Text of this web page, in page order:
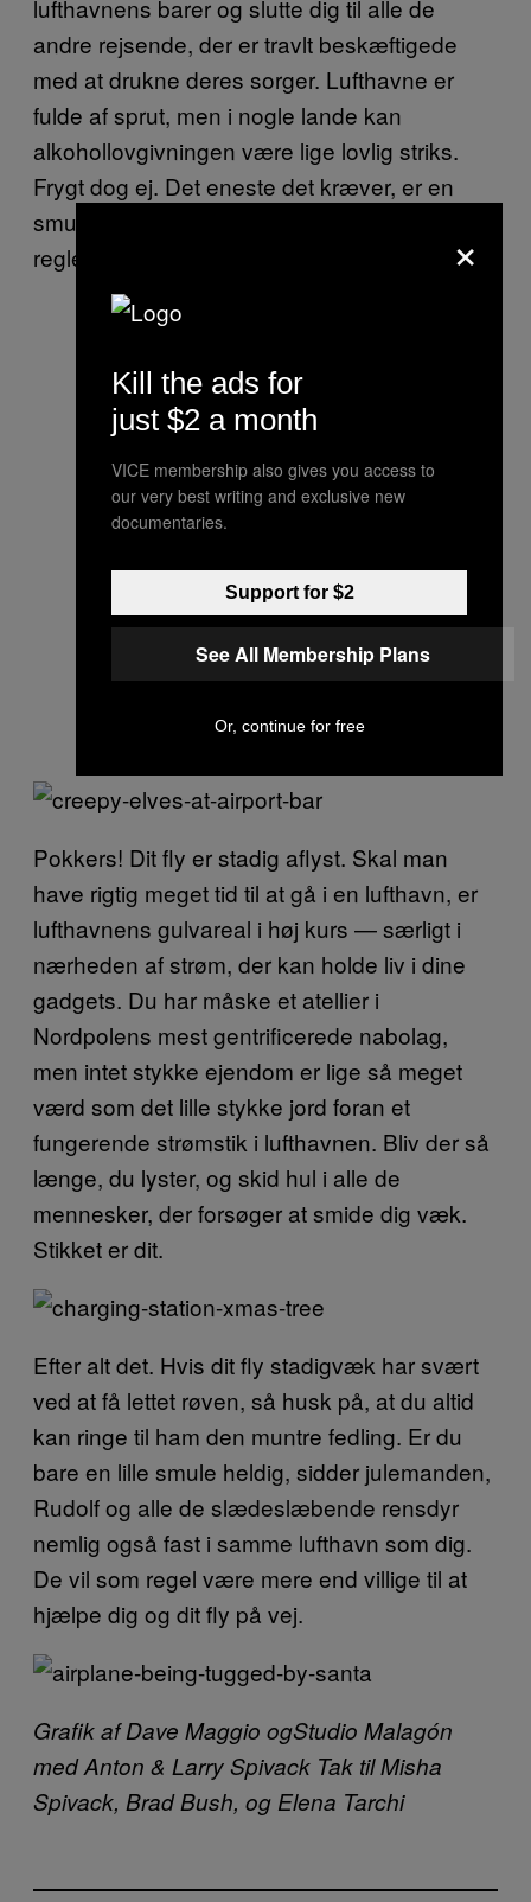
lufthavnens barer og slutte dig til alle de
andre rejsende, der er travlt beskæftigede
med at drukne deres sorger. Lufthavne er
fulde af sprut, men i nogle lande kan
alkohollovgivningen være lige lovlig striks.
Frygt dog ej. Det eneste det kræver, er en
smule samarbejde, og så er den slags rigide
regler lette at komme udenom.
Pokkers! Dit fly er stadig aflyst. Skal man
have rigtig meget tid til at gå i en lufthavn, er
lufthavnens gulvareal i høj kurs — særligt i
nærheden af strøm, der kan holde liv i dine
gadgets. Du har måske et atellier i
Nordpolens mest gentrificerede nabolag,
men intet stykke ejendom er lige så meget
værd som det lille stykke jord foran et
fungerende strømstik i lufthavnen. Bliv der så
længe, du lyster, og skid hul i alle de
mennesker, der forsøger at smide dig væk.
Stikket er dit.
Efter alt det. Hvis dit fly stadigvæk har svært
ved at få lettet røven, så husk på, at du altid
kan ringe til ham den muntre fedling. Er du
bare en lille smule heldig, sidder julemanden,
Rudolf og alle de slædeslæbende rensdyr
nemlig også fast i samme lufthavn som dig.
De vil som regel være mere end villige til at
hjælpe dig og dit fly på vej.
Grafik af Dave Maggio ogStudio Malagón
med Anton & Larry Spivack Tak til Misha
Spivack, Brad Bush, og Elena Tarchi
×
Kill the ads for
just $2 a month
VICE membership also gives you access to
our very best writing and exclusive new
documentaries.
Support for $2
See All Membership Plans
Or, continue for free